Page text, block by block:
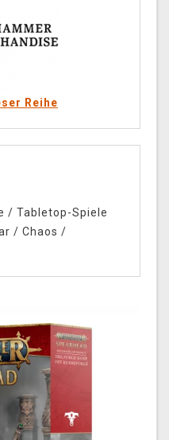
Reihe
/ Tabletop-Spiele
/ Chaos /